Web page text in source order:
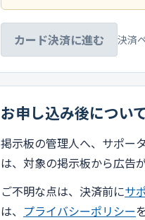
カード決済に進む 決済
お申し込み後につい
掲示板の管理人へ、サポー
は、対象の掲示板から広告
ご不明な点は、決済前にサ
は、 プライバシーポリシー